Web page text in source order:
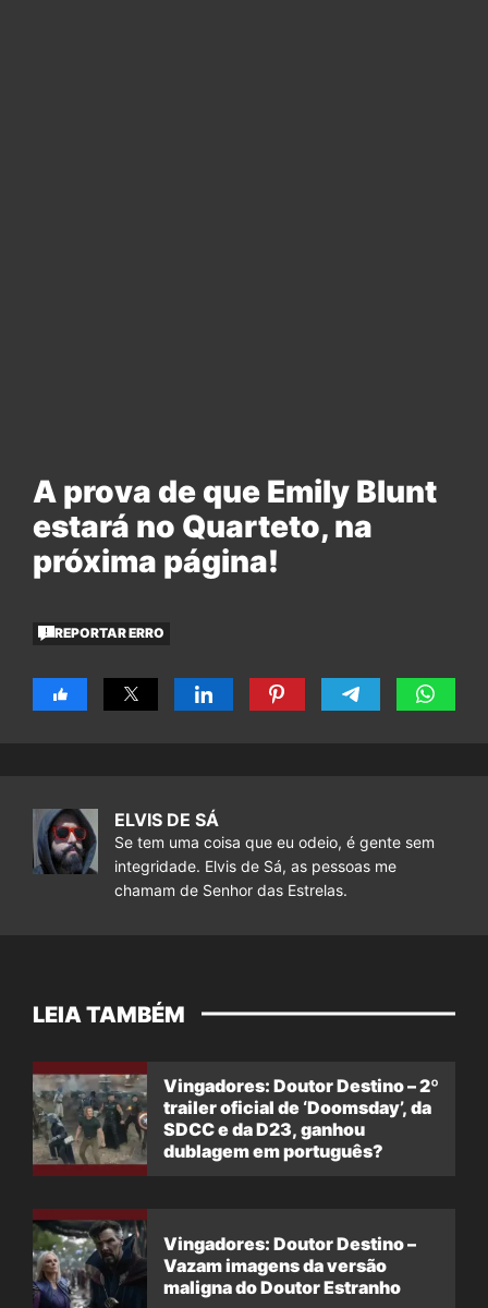
A prova de que Emily Blunt
estará no Quarteto, na
próxima página!
REPORTAR ERRO
ELVIS DE SÁ
Se tem uma coisa que eu odeio, é gente sem
integridade. Elvis de Sá, as pessoas me
chamam de Senhor das Estrelas.
LEIA TAMBÉM
Vingadores: Doutor Destino – 2º
trailer oficial de ‘Doomsday’, da
SDCC e da D23, ganhou
dublagem em português?
Vingadores: Doutor Destino –
Vazam imagens da versão
maligna do Doutor Estranho